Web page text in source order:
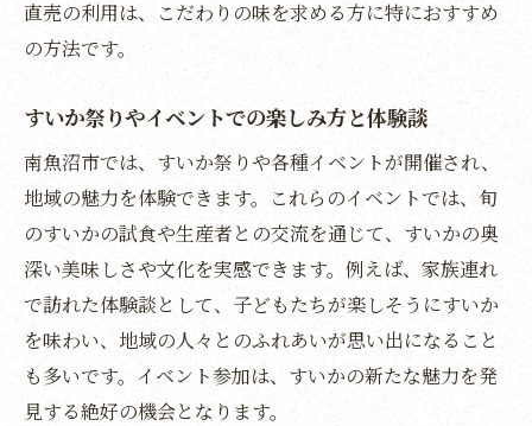
収穫後のすいかの保存方法と鮮度キープ術
南魚沼市のすいか狩り体験の魅力を紹介
家族や友人と楽しむすいか狩りのポイント
狩り後のすいかを美味しく食べる工夫提案
贈答にも最適なすいかの選び方と保存術
贈答に喜ばれるすいかの見分け方と選び方
すいかを贈る際に気をつける保存のポイン
ト
実用的なすいか保存術で美味しさを長持ち
贈答用すいかのおすすめカットと食べ方
直売の利用は、こだわりの味を求める方に特におすすめ
の方法です。
すいか祭りやイベントでの楽しみ方と体験談
南魚沼市では、すいか祭りや各種イベントが開催され、
地域の魅力を体験できます。これらのイベントでは、旬
のすいかの試食や生産者との交流を通じて、すいかの奥
深い美味しさや文化を実感できます。例えば、家族連れ
で訪れた体験談として、子どもたちが楽しそうにすいか
を味わい、地域の人々とのふれあいが思い出になること
も多いです。イベント参加は、すいかの新たな魅力を発
見する絶好の機会となります。